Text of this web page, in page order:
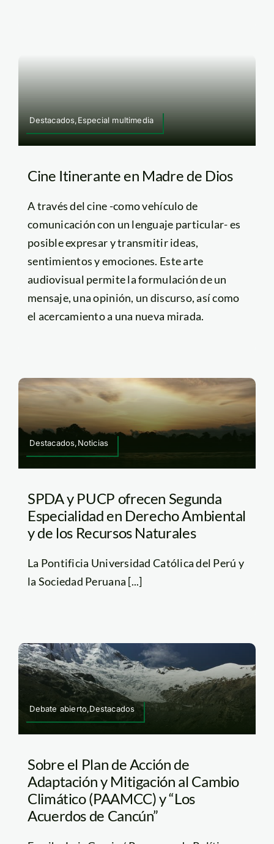
Destacados,Especial multimedia
Cine Itinerante en Madre de Dios
A través del cine -como vehículo de
comunicación con un lenguaje particular- es
posible expresar y transmitir ideas,
sentimientos y emociones. Este arte
audiovisual permite la formulación de un
mensaje, una opinión, un discurso, así como
el acercamiento a una nueva mirada.
Destacados,Noticias
SPDA y PUCP ofrecen Segunda
Especialidad en Derecho Ambiental
y de los Recursos Naturales
La Pontificia Universidad Católica del Perú y
la Sociedad Peruana [...]
Debate abierto,Destacados
Sobre el Plan de Acción de
Adaptación y Mitigación al Cambio
Climático (PAAMCC) y “Los
Acuerdos de Cancún”